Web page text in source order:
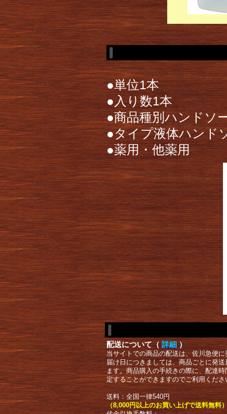
●単位1本
●入り数1本
●商品種別ハンドソ
●タイプ液体ハンド
●薬用・他薬用
配送について（ 詳細 ）
当サイトでの商品の配送は、佐川急便
届け日につきましては、商品ごとに発
ます。商品購入の手続きの際に、配達
定することができますのでご利用くださ
送料：全国一律540円
（8,000円以上のお買い上げで送料無料